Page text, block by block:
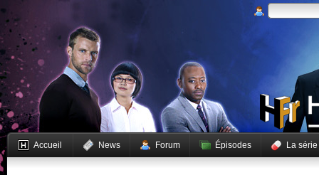
Accueil News Forum Épisodes La série